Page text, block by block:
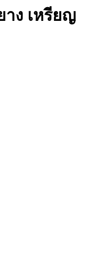
ง เหรียญ